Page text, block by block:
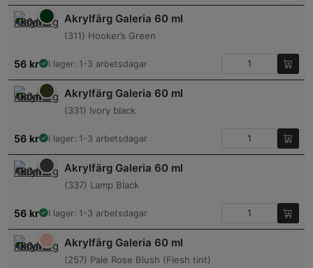
Akrylfärg Galeria 60 ml
(311) Hooker’s Green
56 kr I lager: 1-3 arbetsdagar
Akrylfärg Galeria 60 ml
(331) Ivory black
56 kr I lager: 1-3 arbetsdagar
Akrylfärg Galeria 60 ml
(337) Lamp Black
56 kr I lager: 1-3 arbetsdagar
Akrylfärg Galeria 60 ml
(257) Pale Rose Blush (Flesh tint)